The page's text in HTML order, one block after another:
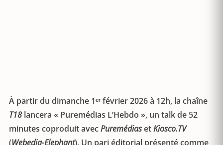
À partir du dimanche 1ᵉʳ février 2026 à 12h, la chaîne
T18lancera « Puremédias L’Hebdo », un talk de 52
minutes coproduit avecPuremédiasetKiosco.TV
(Webedia-Elephant). Un pari éditorial présenté comme